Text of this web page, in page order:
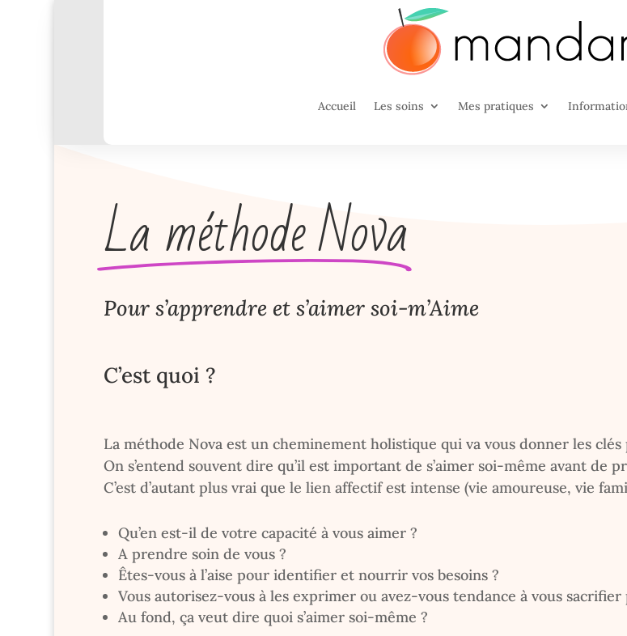
Accueil Les soins Mes pratiques
La méthode Nova
Pour s’apprendre et s’aimer soi-m’Aime
C’est quoi ?
La méthode Nova est un cheminement holistique qui va vous donner les clés
On s’entend souvent dire qu’il est important de s’aimer soi-même avant de
C’est d’autant plus vrai que le lien affectif est intense (vie amoureuse, vie
Qu’en est-il de votre capacité à vous aimer ?
A prendre soin de vous ?
Êtes-vous à l’aise pour identifier et nourrir vos besoins ?
Vous autorisez-vous à les exprimer ou avez-vous tendance à vous sacrifier
Au fond, ça veut dire quoi s’aimer soi-même ?